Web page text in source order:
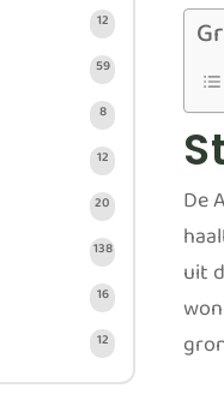
De
uit
12
59
8
12
20
138
16
12